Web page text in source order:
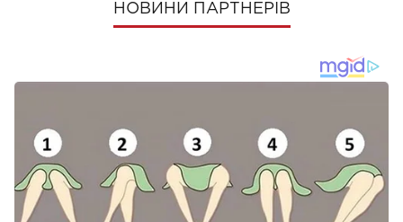
НОВИНИ ПАРТНЕРІВ